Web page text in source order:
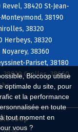
Biocoop utilise
optimale du site, pour
et la performance
en toute
tout moment en
vous ?
38420 St-Jean-
38190
38320
Herbeys, 38320
38360
Pariset, 38180
38920 Crolles, 38660